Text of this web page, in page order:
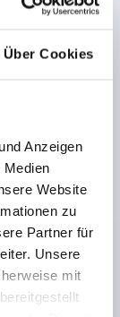
Über Cookies
Anzeigen
Website
zu
Partner für
Unsere
mit